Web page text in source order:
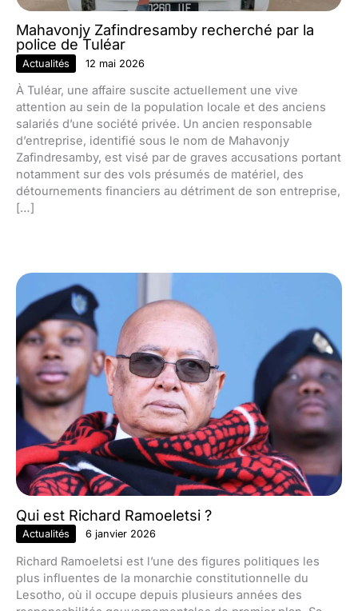
Mahavonjy Zafindresamby recherché par la
police de Tuléar
Actualités 12 mai 2026
À Tuléar, une affaire suscite actuellement une vive
attention au sein de la population locale et des anciens
salariés d’une société privée. Un ancien responsable
d’entreprise, identifié sous le nom de Mahavonjy
Zafindresamby, est visé par de graves accusations portant
notamment sur des vols présumés de matériel, des
détournements financiers au détriment de son entreprise,
[…]
Qui est Richard Ramoeletsi ?
Actualités 6 janvier 2026
Richard Ramoeletsi est l’une des figures politiques les
plus influentes de la monarchie constitutionnelle du
Lesotho, où il occupe depuis plusieurs années des